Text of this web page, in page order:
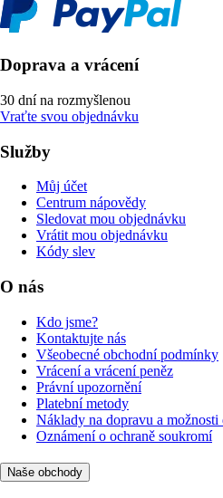
Doprava a vrácení
30 dní na rozmyšlenou
Vraťte svou objednávku
Služby
Můj účet
Centrum nápovědy
Sledovat mou objednávku
Vrátit mou objednávku
Kódy slev
O nás
Kdo jsme?
Kontaktujte nás
Všeobecné obchodní podmínky
Vrácení a vrácení peněz
Právní upozornění
Platební metody
Náklady na dopravu a možnosti
Oznámení o ochraně soukromí
Naše obchody